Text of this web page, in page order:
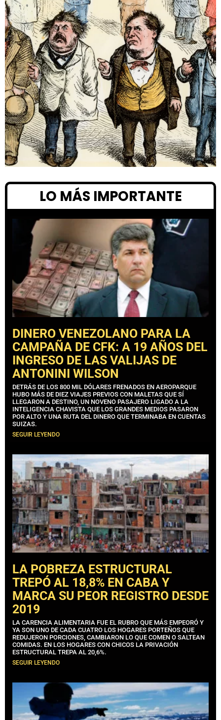
LO MÁS IMPORTANTE
DINERO VENEZOLANO PARA LA
CAMPAÑA DE CFK: A 19 AÑOS DEL
INGRESO DE LAS VALIJAS DE
ANTONINI WILSON
DETRÁS DE LOS 800 MIL DÓLARES FRENADOS EN AEROPARQUE
HUBO MÁS DE DIEZ VIAJES PREVIOS CON MALETAS QUE SÍ
LLEGARON A DESTINO, UN NOVENO PASAJERO LIGADO A LA
INTELIGENCIA CHAVISTA QUE LOS GRANDES MEDIOS PASARON
POR ALTO Y UNA RUTA DEL DINERO QUE TERMINABA EN CUENTAS
SUIZAS.
SEGUIR LEYENDO
LA POBREZA ESTRUCTURAL
TREPÓ AL 18,8% EN CABA Y
MARCA SU PEOR REGISTRO DESDE
2019
LA CARENCIA ALIMENTARIA FUE EL RUBRO QUE MÁS EMPEORÓ Y
YA SON UNO DE CADA CUATRO LOS HOGARES PORTEÑOS QUE
REDUJERON PORCIONES, CAMBIARON LO QUE COMEN O SALTEAN
COMIDAS. EN LOS HOGARES CON CHICOS LA PRIVACIÓN
ESTRUCTURAL TREPA AL 20,6%.
SEGUIR LEYENDO